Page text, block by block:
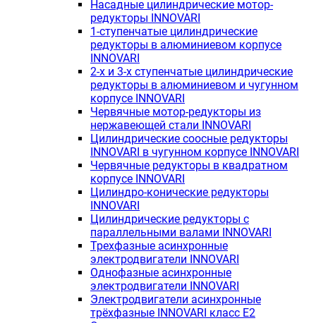
Насадные цилиндрические мотор-
редукторы INNOVARI
1-ступенчатые цилиндрические
редукторы в алюминиевом корпусе
INNOVARI
2-х и 3-х ступенчатые цилиндрические
редукторы в алюминиевом и чугунном
корпусе INNOVARI
Червячные мотор-редукторы из
нержавеющей стали INNOVARI
Цилиндрические соосные редукторы
INNOVARI в чугунном корпусе INNOVARI
Червячные редукторы в квадратном
корпусе INNOVARI
Цилиндро-конические редукторы
INNOVARI
Цилиндрические редукторы с
параллельными валами INNOVARI
Трехфазные асинхронные
электродвигатели INNOVARI
Однофазные асинхронные
электродвигатели INNOVARI
Электродвигатели асинхронные
трёхфазные INNOVARI класс E2